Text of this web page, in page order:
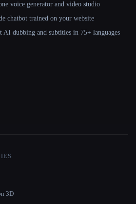
voice generator and video studio
chatbot trained on your website
AI dubbing and subtitles in 75+ languages
3D